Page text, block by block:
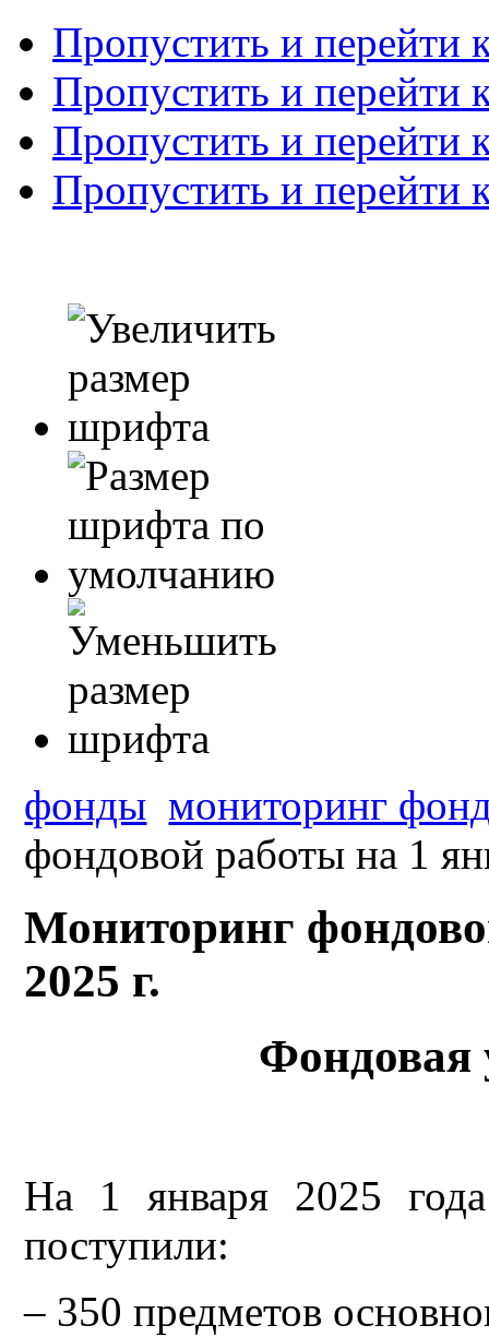
Пропустить и перейти
Пропустить и перейти
Пропустить и перейти
Пропустить и перейти
фонды мониторинг
фондовой работы на 1
Мониторинг
2025 г.
Фондовая
На 1 января 2025
поступили:
– 350 предметов